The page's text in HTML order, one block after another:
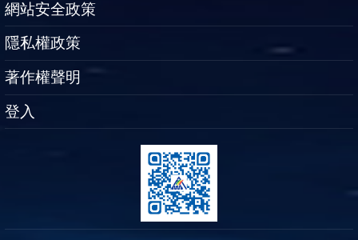
網站安全政策
隱私權政策
著作權聲明
登入